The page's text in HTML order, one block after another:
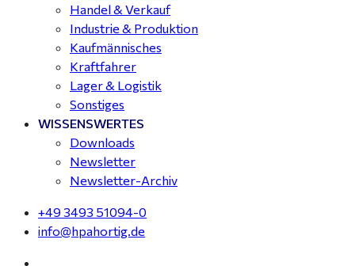
Handel & Verkauf
Industrie & Produktion
Kaufmännisches
Kraftfahrer
Lager & Logistik
Sonstiges
WISSENSWERTES
Downloads
Newsletter
Newsletter-Archiv
+49 3493 51094-0
info@hpahortig.de